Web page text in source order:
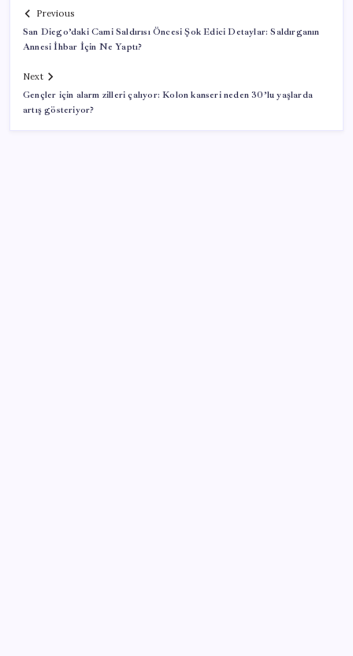
Previous
San Diego’daki Cami Saldırısı Öncesi Şok Edici Detaylar: Saldırganın
Annesi İhbar İçin Ne Yaptı?
Next
Gençler için alarm zilleri çalıyor: Kolon kanseri neden 30’lu yaşlarda
artış gösteriyor?